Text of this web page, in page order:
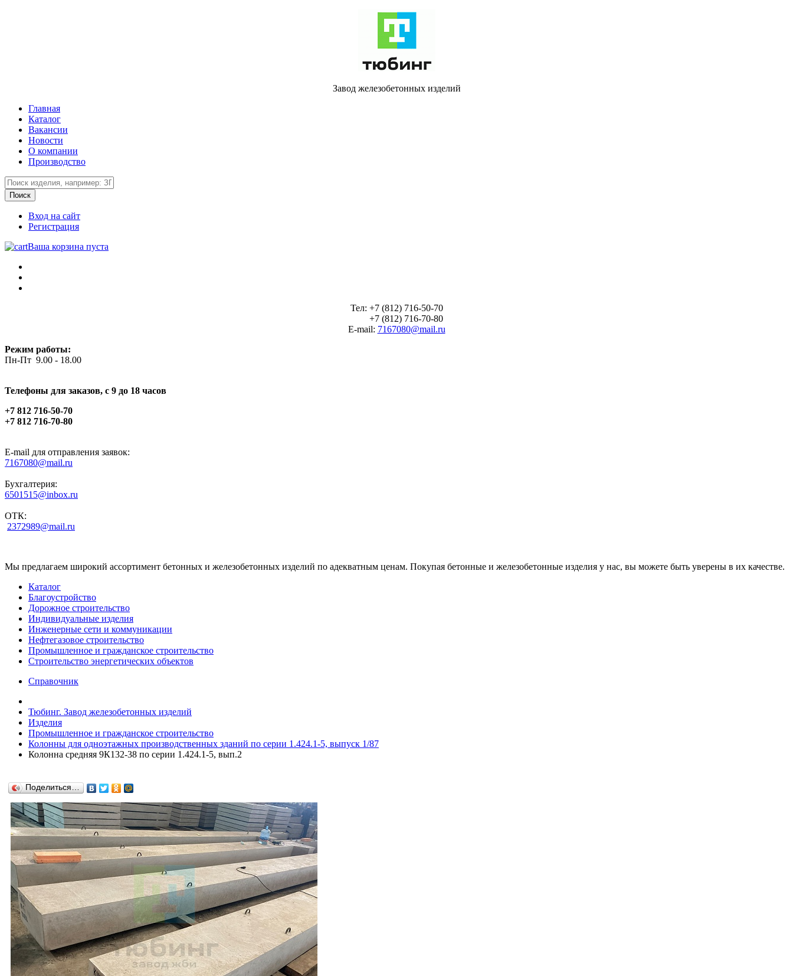
Завод железобетонных изделий
Главная
Каталог
Вакансии
Новости
О компании
Производство
Вход на сайт
Регистрация
Ваша корзина пуста
Тел: +7 (812) 716-50-70
+7 (812) 716-70-80
E-mail: 7167080@mail.ru
Режим работы:
Пн-Пт 9.00 - 18.00
Телефоны для заказов, c 9 до 18 часов
+7 812 716-50-70
+7 812 716-70-80
E-mail для отправления заявок:
7167080@mail.ru
Бухгалтерия:
6501515@inbox.ru
ОТК:
2372989@mail.ru
Мы предлагаем широкий ассортимент бетонных и железобетонных изделий по адекватным ценам. Покупая бетонные и железобетонные изделия у нас, вы можете быть уверены в их качестве.
Каталог
Благоустройство
Дорожное строительство
Индивидуальные изделия
Инженерные сети и коммуникации
Нефтегазовое строительство
Промышленное и гражданское строительство
Строительство энергетических объектов
Справочник
Тюбинг. Завод железобетонных изделий
Изделия
Промышленное и гражданское строительство
Колонны для одноэтажных производственных зданий по серии 1.424.1-5, выпуск 1/87
Колонна средняя 9К132-38 по серии 1.424.1-5, вып.2
Поделиться…